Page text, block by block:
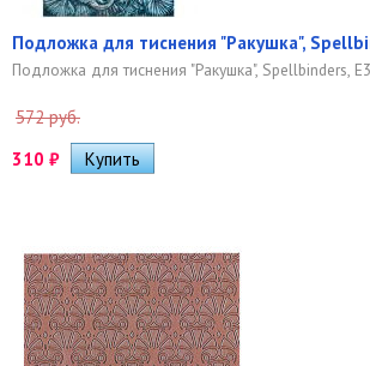
Подложка для тиснения "Ракушка",
Подложка для тиснения "Ракушка", Spellbinders,
572 руб.
310 ₽